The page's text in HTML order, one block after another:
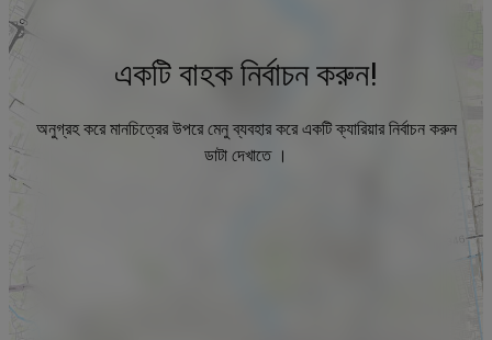
একটি বাহক নির্বাচন করুন!
অনুগ্রহ করে মানচিত্রের উপরে মেনু ব্যবহার করে একটি ক্যারিয়ার নির্বাচন করুন
ডাটা দেখাতে ।